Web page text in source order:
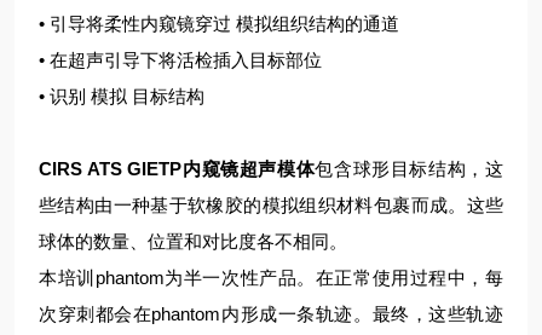
• 引导将柔性内窥镜穿过 模拟组织结构的通道
• 在超声引导下将活检插入目标部位
• 识别 模拟 目标结构
CIRS ATS GIETP内窥镜超声模体包含球形目标结构，这
些结构由一种基于软橡胶的模拟组织材料包裹而成。这些
球体的数量、位置和对比度各不相同。
本培训phantom为半一次性产品。在正常使用过程中，每
次穿刺都会在phantom内形成一条轨迹。最终，这些轨迹